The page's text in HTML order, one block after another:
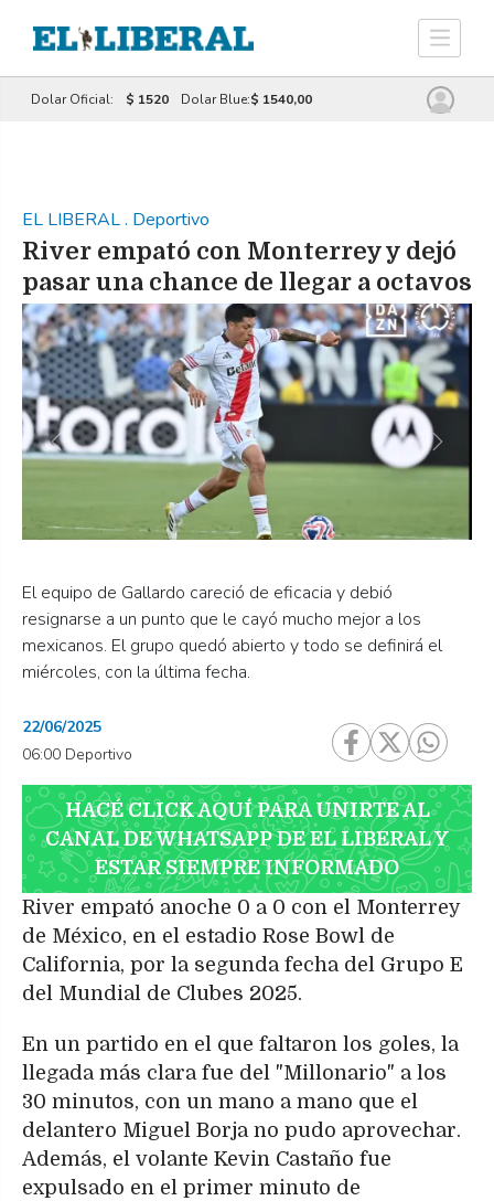
Dolar Oficial: $ 1520 Dolar Blue:$ 1540,00
EL LIBERAL. Deportivo
River empató con Monterrey y dejó
pasar una chance de llegar a octavos
El equipo de Gallardo careció de eficacia y debió
resignarse a un punto que le cayó mucho mejor a los
mexicanos. El grupo quedó abierto y todo se definirá el
miércoles, con la última fecha.
Previous Next
22/06/2025
06:00 Deportivo
HACÉ CLICK AQUÍ PARA UNIRTE AL
CANAL DE WHATSAPP DE EL LIBERAL Y
ESTAR SIEMPRE INFORMADO
River empató anoche 0 a 0 con el Monterrey
de México, en el estadio Rose Bowl de
California, por la segunda fecha del Grupo E
del Mundial de Clubes 2025.
En un partido en el que faltaron los goles, la
llegada más clara fue del "Millonario" a los
30 minutos, con un mano a mano que el
delantero Miguel Borja no pudo aprovechar.
Además, el volante Kevin Castaño fue
expulsado en el primer minuto de